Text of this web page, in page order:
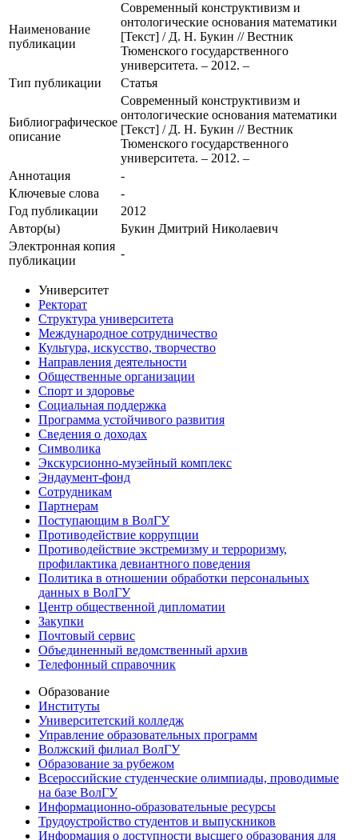
Наименование
публикации
Современный конструктивизм и
онтологические основания математики
[Текст] / Д. Н. Букин // Вестник
Тюменского государственного
университета. – 2012. –
Тип публикации
Статья
Библиографическое
описание
Современный конструктивизм и
онтологические основания математики
[Текст] / Д. Н. Букин // Вестник
Тюменского государственного
университета. – 2012. –
Аннотация
-
Ключевые cлова
-
Год публикации
2012
Автор(ы)
Букин Дмитрий Николаевич
Электронная копия
публикации
-
Университет
Ректорат
Структура университета
Международное сотрудничество
Культура, искусство, творчество
Направления деятельности
Общественные организации
Спорт и здоровье
Социальная поддержка
Программа устойчивого развития
Сведения о доходах
Символика
Экскурсионно-музейный комплекс
Эндаумент-фонд
Сотрудникам
Партнерам
Поступающим в ВолГУ
Противодействие коррупции
Противодействие экстремизму и терроризму,
профилактика девиантного поведения
Политика в отношении обработки персональных
данных в ВолГУ
Центр общественной дипломатии
Закупки
Почтовый сервис
Объединенный ведомственный архив
Телефонный справочник
Образование
Институты
Университетский колледж
Управление образовательных программ
Волжский филиал ВолГУ
Образование за рубежом
Всероссийские студенческие олимпиады, проводимые
на базе ВолГУ
Информационно-образовательные ресурсы
Трудоустройство студентов и выпускников
Информация о доступности высшего образования для